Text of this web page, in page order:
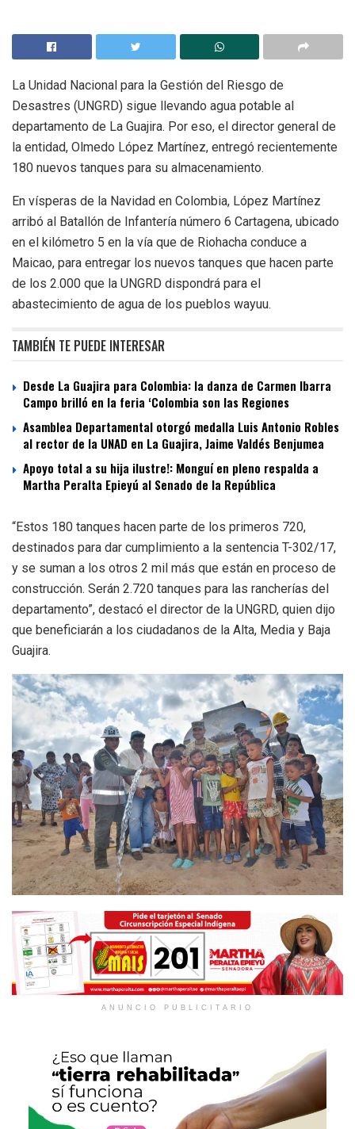
La Unidad Nacional para la Gestión del Riesgo de
Desastres (UNGRD) sigue llevando agua potable al
departamento de La Guajira. Por eso, el director general de
la entidad, Olmedo López Martínez, entregó recientemente
180 nuevos tanques para su almacenamiento.
En vísperas de la Navidad en Colombia, López Martínez
arribó al Batallón de Infantería número 6 Cartagena, ubicado
en el kilómetro 5 en la vía que de Riohacha conduce a
Maicao, para entregar los nuevos tanques que hacen parte
de los 2.000 que la UNGRD dispondrá para el
abastecimiento de agua de los pueblos wayuu.
TAMBIÉN TE PUEDE INTERESAR
Desde La Guajira para Colombia: la danza de Carmen Ibarra
Campo brilló en la feria ‘Colombia son las Regiones
Asamblea Departamental otorgó medalla Luis Antonio Robles
al rector de la UNAD en La Guajira, Jaime Valdés Benjumea
Apoyo total a su hija ilustre!: Monguí en pleno respalda a
Martha Peralta Epieyú al Senado de la República
“Estos 180 tanques hacen parte de los primeros 720,
destinados para dar cumplimiento a la sentencia T-302/17,
y se suman a los otros 2 mil más que están en proceso de
construcción. Serán 2.720 tanques para las rancherías del
departamento”, destacó el director de la UNGRD, quien dijo
que beneficiarán a los ciudadanos de la Alta, Media y Baja
Guajira.
ANUNCIO PUBLICITARIO